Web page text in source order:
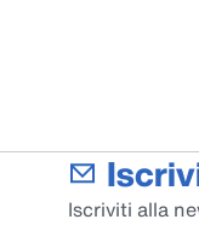
Iscriviti alla